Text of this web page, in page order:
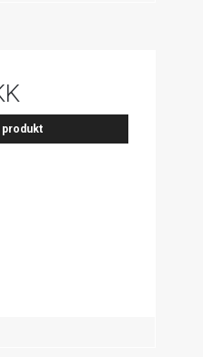
produkt